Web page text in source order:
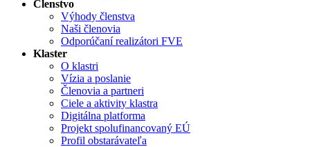
Členstvo
Výhody členstva
Naši členovia
Odporúčaní realizátori FVE
Klaster
O klastri
Vízia a poslanie
Členovia a partneri
Ciele a aktivity klastra
Digitálna platforma
Projekt spolufinancovaný EÚ
Profil obstarávateľa